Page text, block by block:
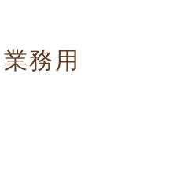
務用